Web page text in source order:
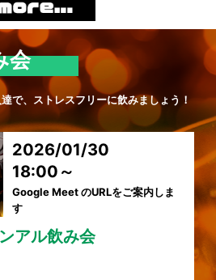
会
で、ストレスフリーに飲みましょう！
2026/01/30
18:00～
Google Meet のURLをご案内しま
す
アル飲み会